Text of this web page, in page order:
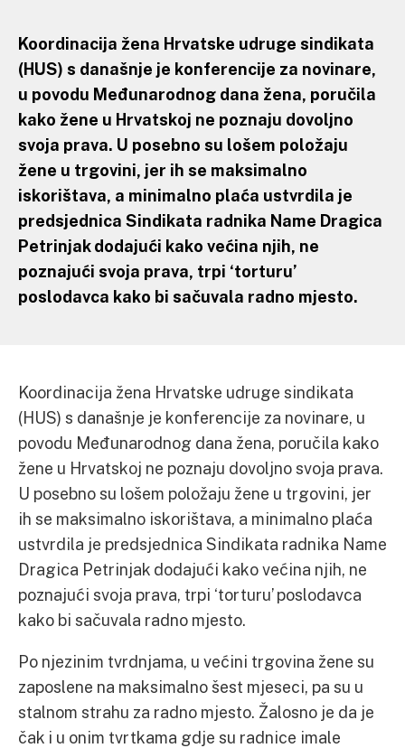
Koordinacija žena Hrvatske udruge sindikata
(HUS) s današnje je konferencije za novinare,
u povodu Međunarodnog dana žena, poručila
kako žene u Hrvatskoj ne poznaju dovoljno
svoja prava. U posebno su lošem položaju
žene u trgovini, jer ih se maksimalno
iskorištava, a minimalno plaća ustvrdila je
predsjednica Sindikata radnika Name Dragica
Petrinjak dodajući kako većina njih, ne
poznajući svoja prava, trpi ‘torturu’
poslodavca kako bi sačuvala radno mjesto.
Koordinacija žena Hrvatske udruge sindikata
(HUS) s današnje je konferencije za novinare, u
povodu Međunarodnog dana žena, poručila kako
žene u Hrvatskoj ne poznaju dovoljno svoja prava.
U posebno su lošem položaju žene u trgovini, jer
ih se maksimalno iskorištava, a minimalno plaća
ustvrdila je predsjednica Sindikata radnika Name
Dragica Petrinjak dodajući kako većina njih, ne
poznajući svoja prava, trpi ‘torturu’ poslodavca
kako bi sačuvala radno mjesto.
Po njezinim tvrdnjama, u većini trgovina žene su
zaposlene na maksimalno šest mjeseci, pa su u
stalnom strahu za radno mjesto. Žalosno je da je
čak i u onim tvrtkama gdje su radnice imale